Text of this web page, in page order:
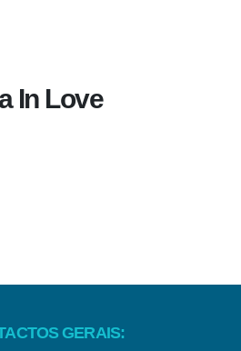
In Love
GERAIS: